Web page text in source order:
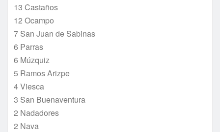
13 Castaños
12 Ocampo
7 San Juan de Sabinas
6 Parras
6 Múzquiz
5 Ramos Arizpe
4 Viesca
3 San Buenaventura
2 Nadadores
2 Nava